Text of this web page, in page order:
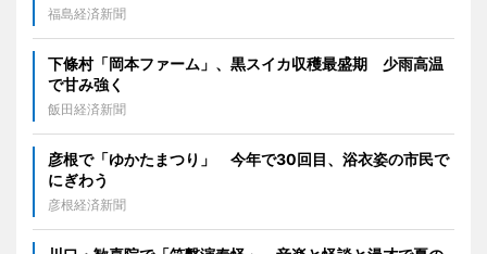
福島経済新聞
下條村「岡本ファーム」、黒スイカ収穫最盛期 少雨高温
で甘み強く
飯田経済新聞
彦根で「ゆかたまつり」 今年で30回目、浴衣姿の市民で
にぎわう
彦根経済新聞